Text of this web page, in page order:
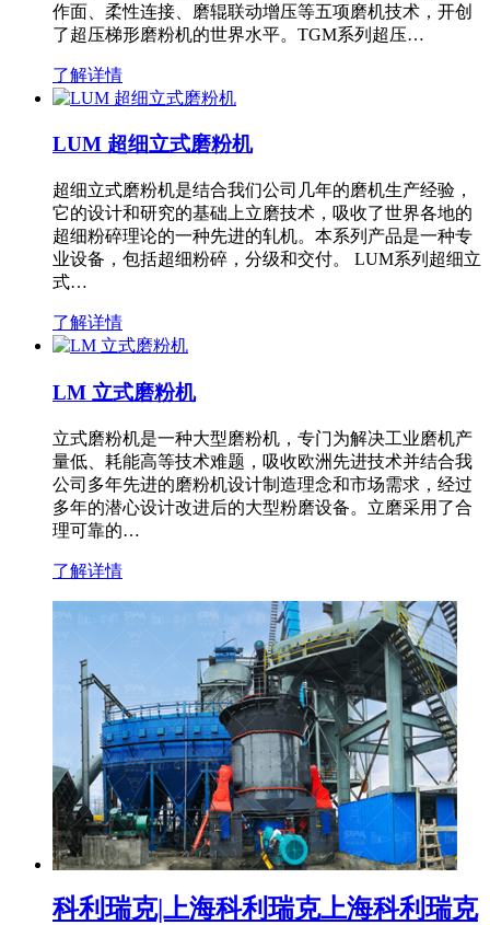
作面、柔性连接、磨辊联动增压等五项磨机技术，开创
了超压梯形磨粉机的世界水平。TGM系列超压…
了解详情
LUM 超细立式磨粉机
超细立式磨粉机是结合我们公司几年的磨机生产经验，
它的设计和研究的基础上立磨技术，吸收了世界各地的
超细粉碎理论的一种先进的轧机。本系列产品是一种专
业设备，包括超细粉碎，分级和交付。 LUM系列超细立
式…
了解详情
LM 立式磨粉机
立式磨粉机是一种大型磨粉机，专门为解决工业磨机产
量低、耗能高等技术难题，吸收欧洲先进技术并结合我
公司多年先进的磨粉机设计制造理念和市场需求，经过
多年的潜心设计改进后的大型粉磨设备。立磨采用了合
理可靠的…
了解详情
科利瑞克|上海科利瑞克上海科利瑞克